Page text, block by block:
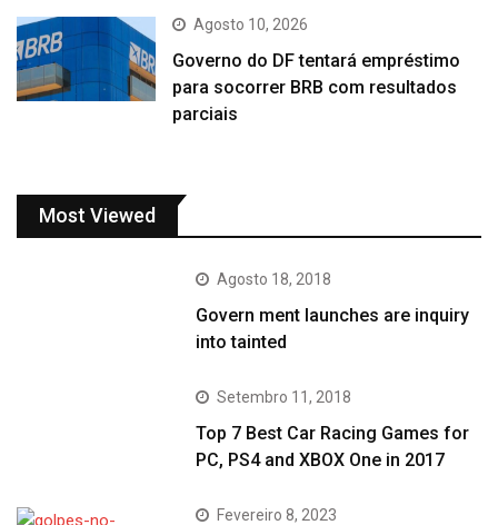
Agosto 10, 2026
Governo do DF tentará empréstimo
para socorrer BRB com resultados
parciais
Most Viewed
Agosto 18, 2018
Govern ment launches are inquiry
into tainted
Setembro 11, 2018
Top 7 Best Car Racing Games for
PC, PS4 and XBOX One in 2017
Fevereiro 8, 2023